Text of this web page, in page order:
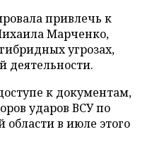
привлечь к
Марченко,
угрозах,
к документам,
ударов ВСУ по
в июле этого